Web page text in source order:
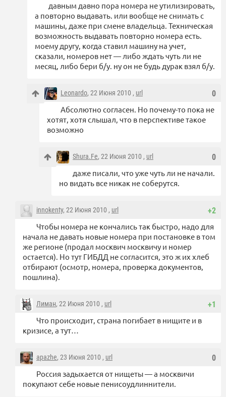
давным давно пора номера не утилизировать,
а повторно выдавать. или вообще не снимать с
машины, даже при смене владельца. Техническая
возможность выдавать повторно номера есть.
моему другу, когда ставил машину на учет,
сказали, номеров нет — либо ждать чуть ли не
месяц, либо бери б/у. ну он не будь дурак взял б/у.
0
Leonardo, 22 Июня 2010 , url
Абсолютно согласен. Но почему-то пока не
хотят, хотя слышал, что в перспективе такое
возможно
0
Shura.Fe, 22 Июня 2010 , url
даже писали, что уже чуть ли не начали.
но видать все никак не соберутся.
+2
innokenty, 22 Июня 2010 , url
Чтобы номера не кончались так быстро, надо для
начала не давать новые номера при постановке в том
же регионе (продал москвич москвичу и номер
остается). Но тут ГИБДД не согласится, это ж их хлеб
отбирают (осмотр, номера, проверка документов,
пошлина).
+1
Лиман, 22 Июня 2010 , url
Что происходит, страна погибает в нищите и в
кризисе, а тут…
0
apazhe, 23 Июня 2010 , url
Россия задыхается от нищеты — а москвичи
покупают себе новые пенисоудлиннители.